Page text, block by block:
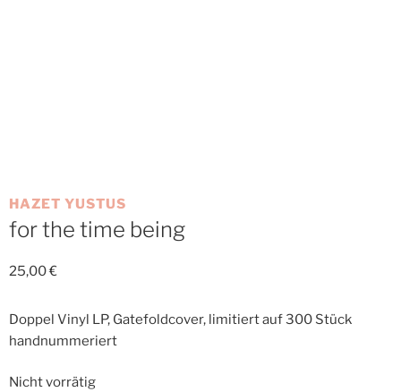
HAZET YUSTUS
for the time being
25,00€
Doppel Vinyl LP, Gatefoldcover, limitiert auf 300 Stück
handnummeriert
Nicht vorrätig